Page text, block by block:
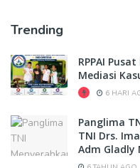
Trending
RPPAI
Mediasi
6 HARI
Panglima
TNI Drs.
Adm Gladly